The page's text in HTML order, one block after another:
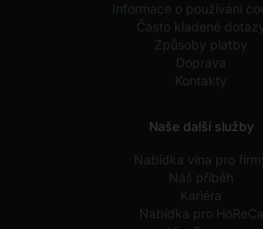
Informace o používání
Často kladené
Způsoby platby
Doprava
Kontakty
Naše další služby
Nabídka vína pro
Náš příběh
Kariéra
Nabídka pro HoReCa